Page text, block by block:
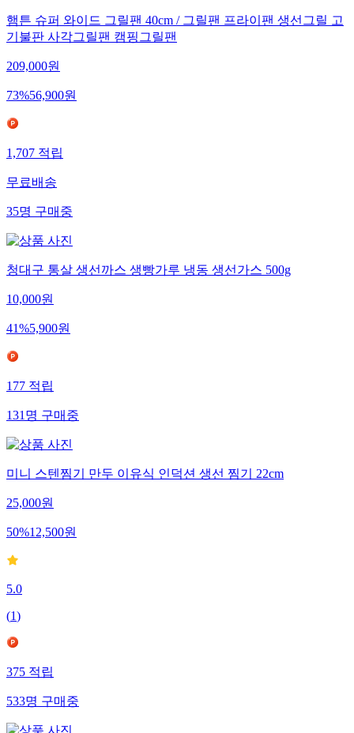
햄튼 슈퍼 와이드 그릴팬 40cm / 그릴팬 프라이팬 생선그릴 고
기불판 사각그릴팬 캠핑그릴팬
209,000원
73%56,900원
1,707적립
무료배송
35명구매중
청대구 통살 생선까스 생빵가루 냉동 생선가스 500g
10,000원
41%5,900원
177적립
131명구매중
미니 스텐찜기 만두 이유식 인덕션 생선 찜기 22cm
25,000원
50%12,500원
5.0
(1)
375적립
533명구매중